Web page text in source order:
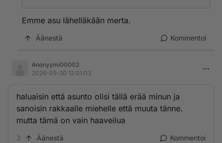
Emme asu lähelläkään merta.
Äänestä Kommentoi
Anonyymi00002
2026-05-30 12:01:03
haluaisin että asunto olisi tällä erää minun ja
sanoisin rakkaalle miehelle että muuta tänne.
mutta tämä on vain haaveilua
3 Äänestä Kommentoi